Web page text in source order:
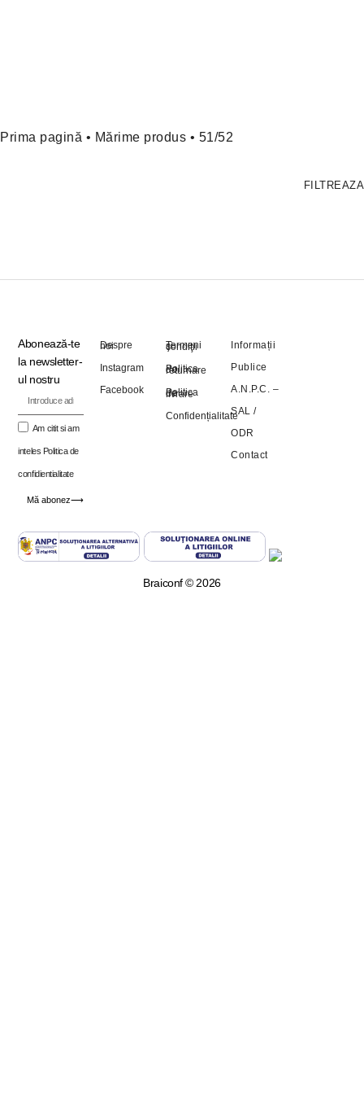
Prima pagină • Mărime produs • 51/52
FILTREAZA
Despre noi
Instagram
Facebook
Termeni şi condiţii
Politica de returnare
Politica de livrare
Confidențialitate
Informații
Publice
A.N.P.C. –
SAL /
ODR
Contact
Abonează-te
la newsletter-
ul nostru
Am citit si am
inteles Politica de
confidientialitate
Mă abonez⟶
Braiconf © 2026